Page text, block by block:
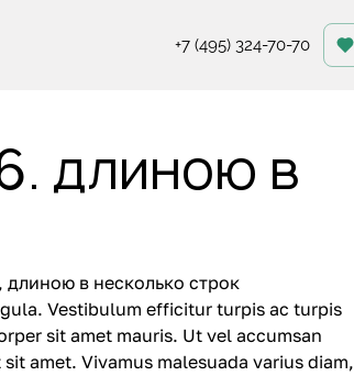
+7 (495) 324-70-70
длиною в
в несколько строк
Vestibulum efficitur turpis ac turpis
sit amet mauris. Ut vel accumsan
amet. Vivamus malesuada varius diam,